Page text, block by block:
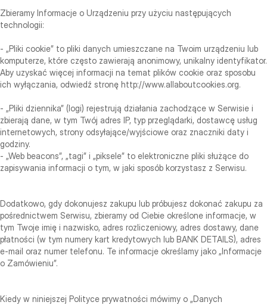
Zbieramy Informacje o Urządzeniu przy użyciu następujących
technologii:
- „Pliki cookie” to pliki danych umieszczane na Twoim urządzeniu lub
komputerze, które często zawierają anonimowy, unikalny identyfikator.
Aby uzyskać więcej informacji na temat plików cookie oraz sposobu
ich wyłączania, odwiedź stronę http://www.allaboutcookies.org.
- „Pliki dziennika” (logi) rejestrują działania zachodzące w Serwisie i
zbierają dane, w tym Twój adres IP, typ przeglądarki, dostawcę usług
internetowych, strony odsyłające/wyjściowe oraz znaczniki daty i
godziny.
- „Web beacons”, „tagi” i „piksele” to elektroniczne pliki służące do
zapisywania informacji o tym, w jaki sposób korzystasz z Serwisu.
Dodatkowo, gdy dokonujesz zakupu lub próbujesz dokonać zakupu za
pośrednictwem Serwisu, zbieramy od Ciebie określone informacje, w
tym Twoje imię i nazwisko, adres rozliczeniowy, adres dostawy, dane
płatności (w tym numery kart kredytowych lub BANK DETAILS), adres
e‑mail oraz numer telefonu. Te informacje określamy jako „Informacje
o Zamówieniu”.
Kiedy w niniejszej Polityce prywatności mówimy o „Danych